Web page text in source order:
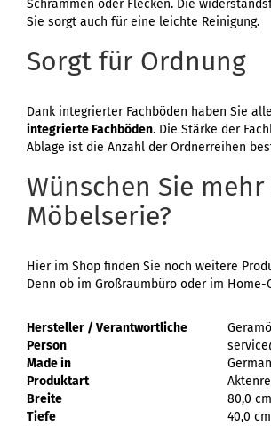
Schrammen oder Flecken. Die
Sie sorgt auch für eine leichte Reinigung.
Sorgt für Ordnung
Dank integrierter Fachböden haben Sie
integrierte Fachböden. Die Stärke der
Ablage ist die Anzahl der Ordnerreihen
Wünschen Sie
Möbelserie?
Hier im Shop finden Sie noch weitere
Denn ob im Großraumbüro oder im
Hersteller / Verantwortliche
Person
Made in
Produktart
Breite
80,0 cm
Tiefe
40,0 cm